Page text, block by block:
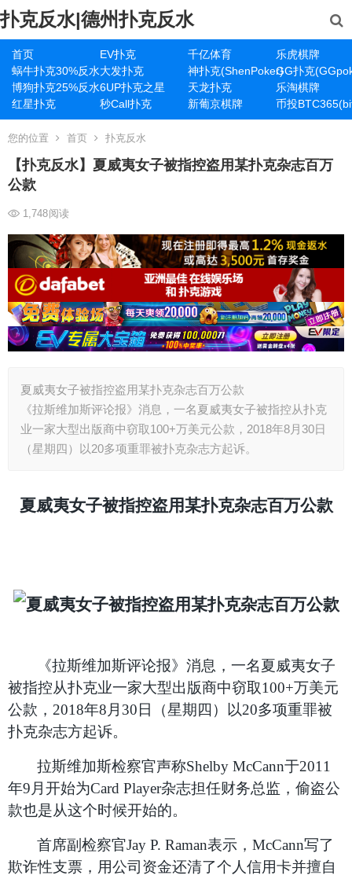
扑克反水|德州扑克反水
首页 EV扑克 千亿体育
乐虎棋牌
蜗牛扑克30%反水大发扑克 神扑克(ShenPoker)GG扑克
博狗扑克25%反水6UP扑克之星 天龙扑克
乐淘棋牌
红星扑克
秒Call扑克 新葡京棋牌 币投
您的位置 首页 扑克反水
【扑克反水】夏威夷女子被指控盗用某扑克杂志百万
公款
1,748阅读
夏威夷女子被指控盗用某扑克杂志百万公款
《拉斯维加斯评论报》消息，一名夏威夷女子被指控从扑克
业一家大型出版商中窃取100+万美元公款，2018年8月30日
（星期四）以20多项重罪被扑克杂志方起诉。
夏威夷女子被指控盗用某扑克杂志百万公款
《拉斯维加斯评论报》消息，一名夏威夷女子
被指控从扑克业一家大型出版商中窃取100+万美元
公款，2018年8月30日（星期四）以20多项重罪被
扑克杂志方起诉。
拉斯维加斯检察官声称Shelby McCann于2011
年9月开始为Card Player杂志担任财务总监，偷盗公
款也是从这个时候开始的。
首席副检察官Jay P. Raman表示，McCann写了
欺诈性支票，用公司资金还清了个人信用卡并擅自